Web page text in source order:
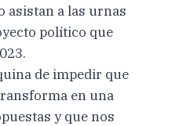
asistan a las urnas
político que
de impedir que
en una
y que nos